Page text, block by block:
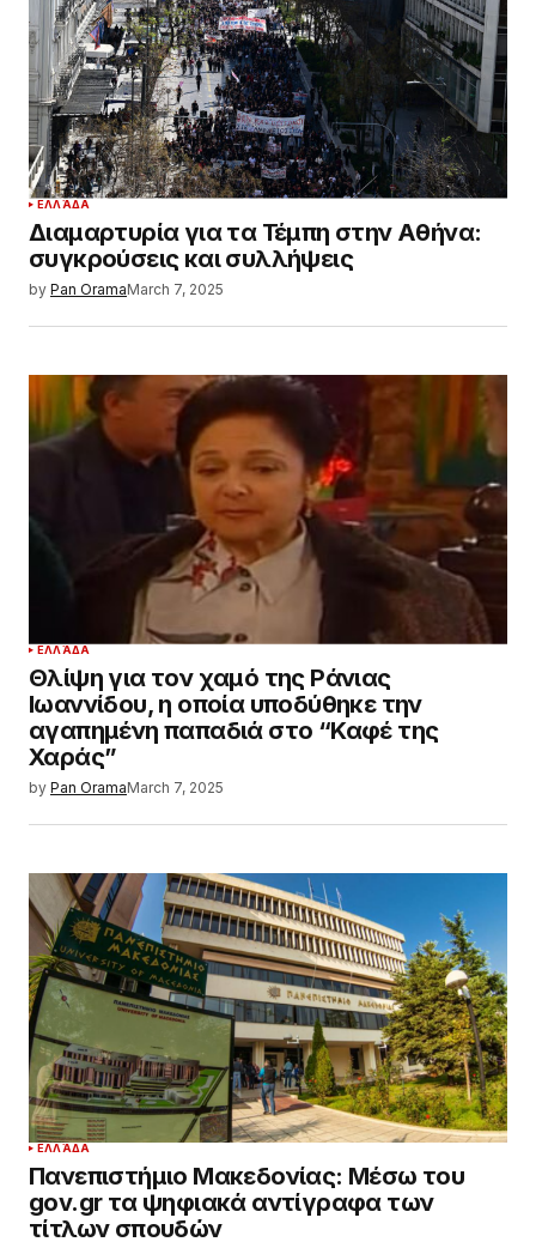
ΕΛΛΆΔΑ
Διαμαρτυρία για τα Τέμπη στην Αθήνα:
συγκρούσεις και συλλήψεις
by Pan OramaMarch 7, 2025
ΕΛΛΆΔΑ
Θλίψη για τον χαμό της Ράνιας
Ιωαννίδου, η οποία υποδύθηκε την
αγαπημένη παπαδιά στο “Καφέ της
Χαράς”
by Pan OramaMarch 7, 2025
ΕΛΛΆΔΑ
Πανεπιστήμιο Μακεδονίας: Μέσω του
gov.gr τα ψηφιακά αντίγραφα των
τίτλων σπουδών